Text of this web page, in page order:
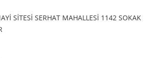
SİTESİ SERHAT MAHALLESİ 1142 SOKAK